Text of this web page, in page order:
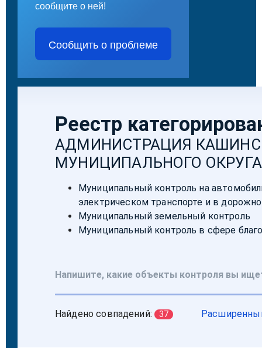
сообщите о ней!
Сообщить о проблеме